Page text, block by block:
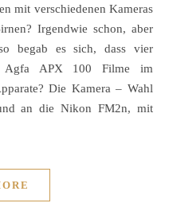
mit verschiedenen Kameras
Irgendwie schon, aber
begab es sich, dass vier
Agfa APX 100 Filme im
Die Kamera – Wahl
an die Nikon FM2n, mit